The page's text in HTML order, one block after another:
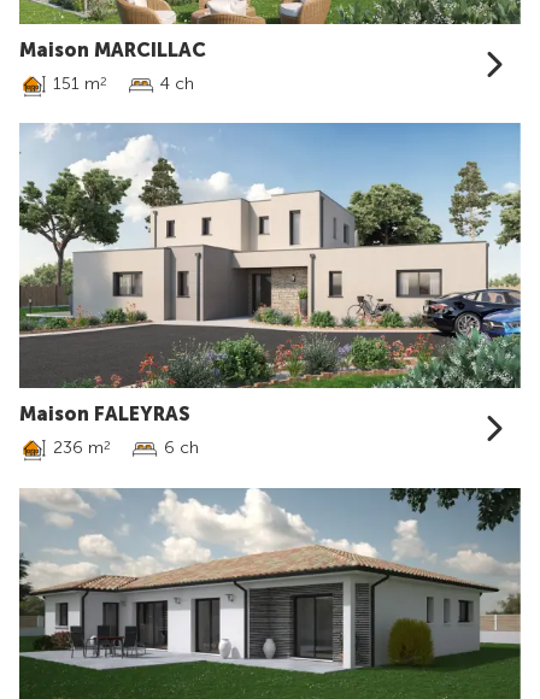
Maison MARCILLAC
151 m2 4 ch
Maison FALEYRAS
236 m2 6 ch